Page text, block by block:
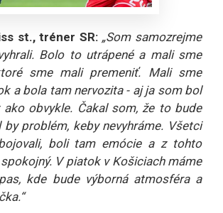
st., tréner SR: „Som samozrejme
Bolo to utrápené a mali sme
sme mali premeniť. Mali sme
a bola tam nervozita - aj ja som bol
ako obvykle. Čakal som, že to bude
by problém, keby nevyhráme. Všetci
boli tam emócie a z tohto
V piatok v Košiciach máme
kde bude výborná atmosféra a